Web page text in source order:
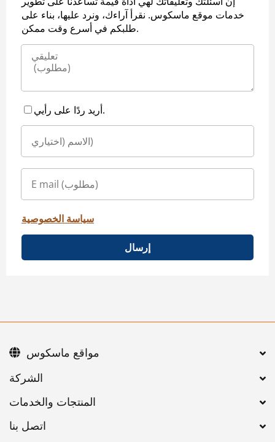
خدمات موقع ماسكوس. نقرأ آراءك، ونرد عليها، بناء على
طلبكم في أسرع وقت ممكن.
أريد ردًا على رأيي.
سياسة الخصوصية
إرسال
اتصل بنا
مواقع ماسكوس